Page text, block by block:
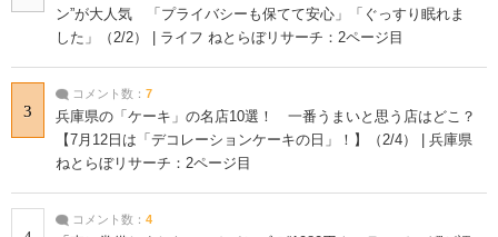
ン”が大人気 「プライバシーも保てて安心」「ぐっすり眠れま
した」（2/2） | ライフ ねとらぼリサーチ：2ページ目
3
コメント数： 7
兵庫県の「ケーキ」の名店10選！ 一番うまいと思う店はどこ？
【7月12日は「デコレーションケーキの日」！】（2/4） | 兵庫県
ねとらぼリサーチ：2ページ目
コメント数： 4